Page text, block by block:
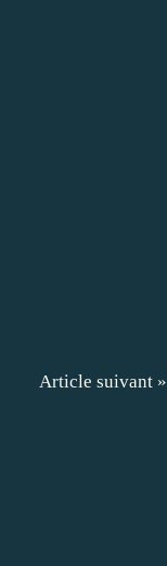
Article suivant »